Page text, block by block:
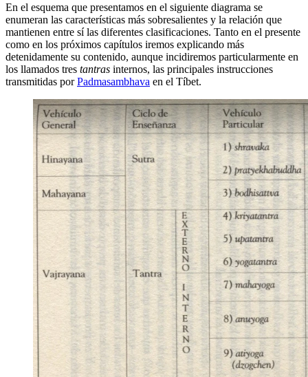
En el esquema que presentamos en el siguiente diagrama se
enumeran las características más sobresalientes y la relación que
mantienen entre sí las diferentes clasificaciones. Tanto en el presente
como en los próximos capítulos iremos explicando más
detenidamente su contenido, aunque incidiremos particularmente en
los llamados tres tantras internos, las principales instrucciones
transmitidas porPadmasambhava en el Tíbet.